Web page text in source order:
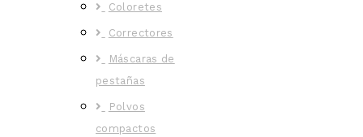
Coloretes
Correctores
Máscaras de
pestañas
Polvos
compactos